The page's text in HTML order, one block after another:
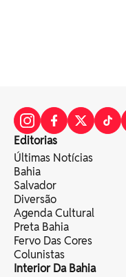
Editorias
Últimas Notícias
Bahia
Salvador
Diversão
Agenda Cultural
Preta Bahia
Fervo Das Cores
Colunistas
Interior Da Bahia